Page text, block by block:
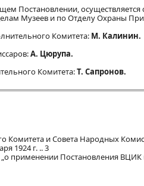
Постановлении, осуществляется
Музеев и по Отделу Охраны
Комитета: М. Калинин.
А. Цюрупа.
Комитета:Т. Сапронов.
Комитета и Совета Народных
1924 г. .. 3
применении Постановления ВЦИК